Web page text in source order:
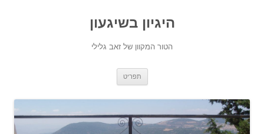
היגיון בשיגעון
הטור המקוון של זאב גלילי
תפריט